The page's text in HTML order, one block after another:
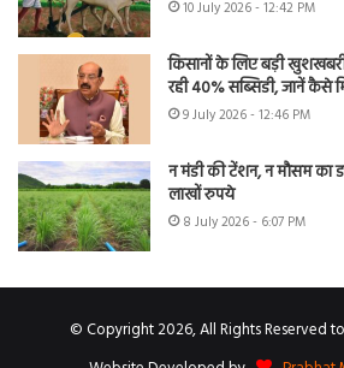
10 July 2026 - 12:42 PM
किसानों के लिए बड़ी
रही 40% सब्सिडी, जानें कैसे
9 July 2026 - 12:46 PM
न मंडी की टेंशन, न मौसम का
लाखों रुपये
8 July 2026 - 6:07 PM
© Copyright 2026, All Rights Reserved